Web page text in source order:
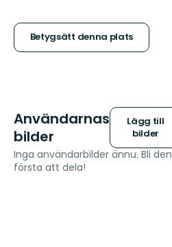
stjärnor
Betygsätt denna plats
Användarnas
bilder
Lägg till
bilder
Inga användarbilder ännu. Bli den
första att dela!